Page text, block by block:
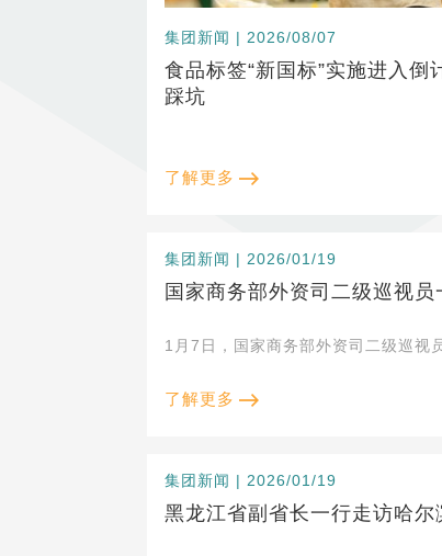
集团新闻 | 2026/08/07
食品标签“新国标”实施进入
踩坑
了解更多
集团新闻 | 2026/01/19
国家商务部外资司二级巡视
1月7日，国家商务部外资司二级巡视
了解更多
集团新闻 | 2026/01/19
黑龙江省副省长一行走访哈尔